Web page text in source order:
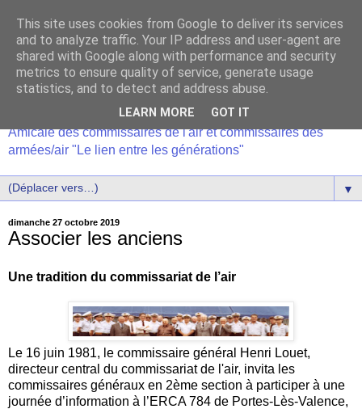
Amicale des commissaires de l'air et commissaires des
armées/air "Le lien entre les générations"
▼
dimanche 27 octobre 2019
Associer les anciens
Une tradition du commissariat de l’air
Le 16 juin 1981, le commissaire général Henri Louet,
directeur central du commissariat de l'air, invita les
commissaires généraux en 2ème section à participer à une
journée d’information à l’ERCA 784 de Portes-Lès-Valence,
This site uses cookies from Google to deliver its services
and to analyze traffic. Your IP address and user-agent are
shared with Google along with performance and security
metrics to ensure quality of service, generate usage
statistics, and to detect and address abuse.
LEARN MORE GOT IT